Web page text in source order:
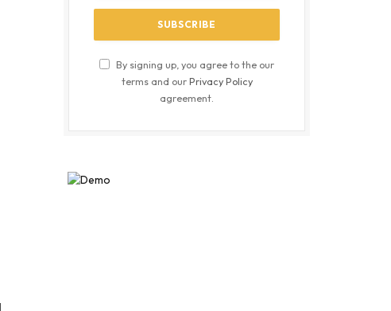
By signing up, you agree to the our
terms and ourPrivacy Policy
agreement.